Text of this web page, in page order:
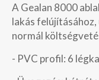
A Gealan 8000
lakás felújításához,
normál
- PVC profil: 6